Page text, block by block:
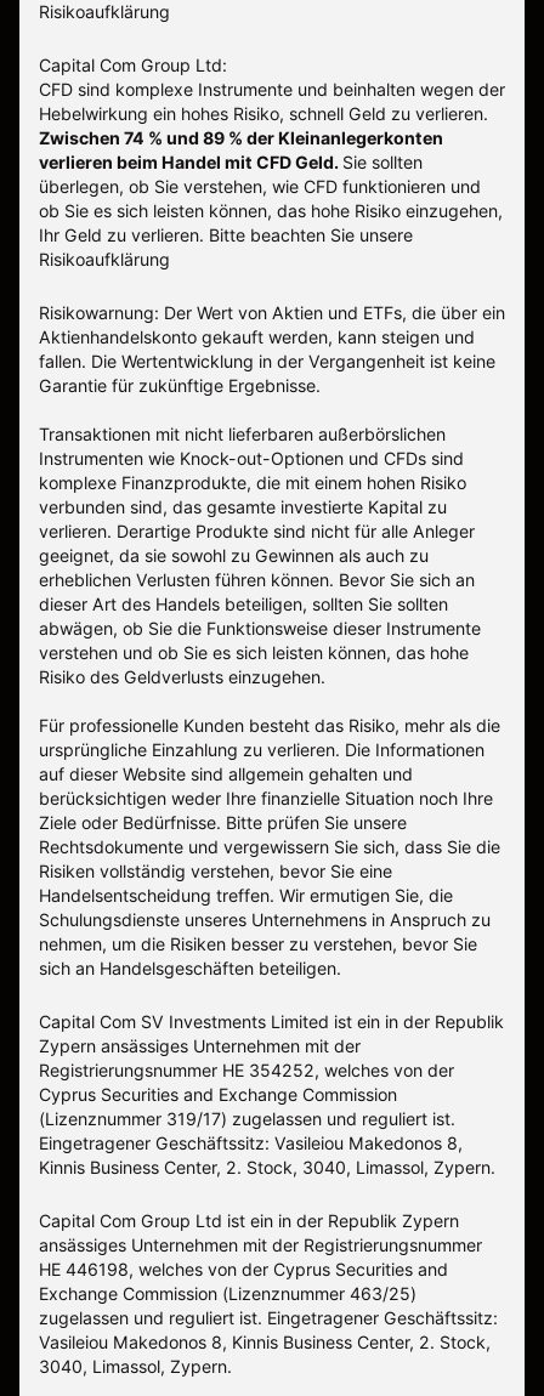
Risikoaufklärung
Capital Com Group Ltd:
CFD sind komplexe Instrumente und beinhalten wegen der
Hebelwirkung ein hohes Risiko, schnell Geld zu verlieren.
Zwischen 74 % und 89 % der Kleinanlegerkonten
verlieren beim Handel mit CFD Geld. Sie sollten
überlegen, ob Sie verstehen, wie CFD funktionieren und
ob Sie es sich leisten können, das hohe Risiko einzugehen,
Ihr Geld zu verlieren. Bitte beachten Sie unsere
Risikoaufklärung
Risikowarnung: Der Wert von Aktien und ETFs, die über ein
Aktienhandelskonto gekauft werden, kann steigen und
fallen. Die Wertentwicklung in der Vergangenheit ist keine
Garantie für zukünftige Ergebnisse.
Transaktionen mit nicht lieferbaren außerbörslichen
Instrumenten wie Knock-out-Optionen und CFDs sind
komplexe Finanzprodukte, die mit einem hohen Risiko
verbunden sind, das gesamte investierte Kapital zu
verlieren. Derartige Produkte sind nicht für alle Anleger
geeignet, da sie sowohl zu Gewinnen als auch zu
erheblichen Verlusten führen können. Bevor Sie sich an
dieser Art des Handels beteiligen, sollten Sie sollten
abwägen, ob Sie die Funktionsweise dieser Instrumente
verstehen und ob Sie es sich leisten können, das hohe
Risiko des Geldverlusts einzugehen.
Für professionelle Kunden besteht das Risiko, mehr als die
ursprüngliche Einzahlung zu verlieren. Die Informationen
auf dieser Website sind allgemein gehalten und
berücksichtigen weder Ihre finanzielle Situation noch Ihre
Ziele oder Bedürfnisse. Bitte prüfen Sie unsere
Rechtsdokumente und vergewissern Sie sich, dass Sie die
Risiken vollständig verstehen, bevor Sie eine
Handelsentscheidung treffen. Wir ermutigen Sie, die
Schulungsdienste unseres Unternehmens in Anspruch zu
nehmen, um die Risiken besser zu verstehen, bevor Sie
sich an Handelsgeschäften beteiligen.
Capital Com SV Investments Limited ist ein in der Republik
Zypern ansässiges Unternehmen mit der
Registrierungsnummer HE 354252, welches von der
Cyprus Securities and Exchange Commission
(Lizenznummer 319/17) zugelassen und reguliert ist.
Eingetragener Geschäftssitz: Vasileiou Makedonos 8,
Kinnis Business Center, 2. Stock, 3040, Limassol, Zypern.
Capital Com Group Ltd ist ein in der Republik Zypern
ansässiges Unternehmen mit der Registrierungsnummer
ΗΕ 446198, welches von der Cyprus Securities and
Exchange Commission (Lizenznummer 463/25)
zugelassen und reguliert ist. Eingetragener Geschäftssitz:
Vasileiou Makedonos 8, Kinnis Business Center, 2. Stock,
3040, Limassol, Zypern.